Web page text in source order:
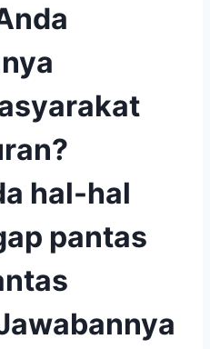
hal-hal
pantas